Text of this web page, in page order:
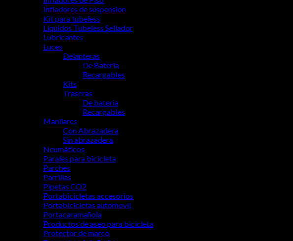
Infladores de suspension
Kit para tubeless
Líquidos Tubeless Sellador
Lubricantes
Luces
Delanteras
De Bateria
Recargables
Kits
Traseras
De bateria
Recargables
Manilares
Con Abrazadera
Sin abrazadera
Neumáticos
Parales para bicicleta
Parches
Parrillas
Pipetas CO2
Portabicicletas accesorios
Portabicicletas automovil
Portacaramañola
Productos de aseo para bicicleta
Protector de marco